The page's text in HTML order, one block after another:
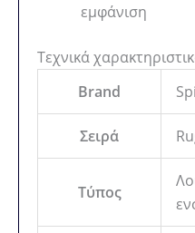
εμφάνιση
Τεχνικά
Brand
Σειρά
Τύπος